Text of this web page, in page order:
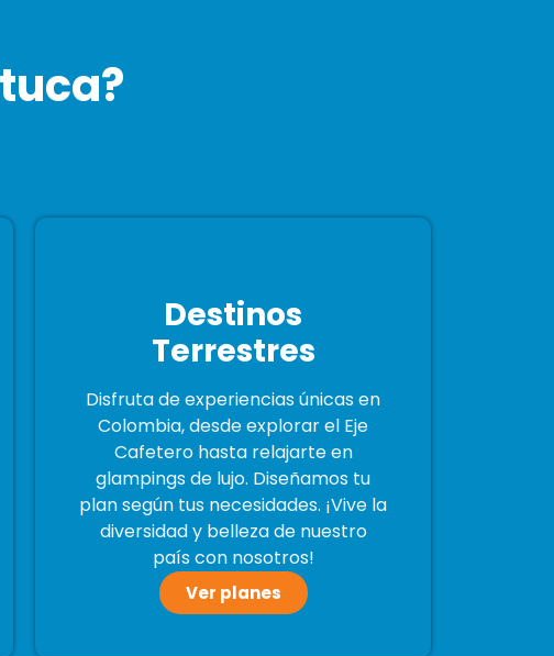
Destinos
Terrestres
Disfruta de experiencias únicas en
Colombia, desde explorar el Eje
Cafetero hasta relajarte en
glampings de lujo. Diseñamos tu
plan según tus necesidades. ¡Vive la
diversidad y belleza de nuestro
país con nosotros!
Ver planes